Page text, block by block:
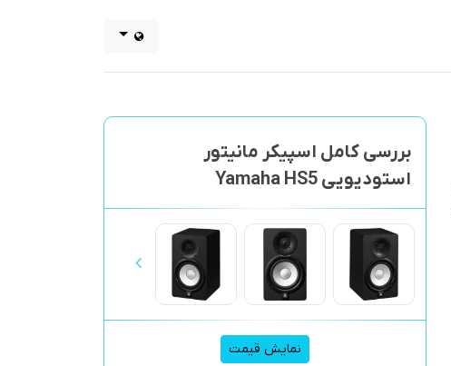
بررسی کامل اسپیکر مانیتور
استودیویی Yamaha HS5
نمایش قیمت